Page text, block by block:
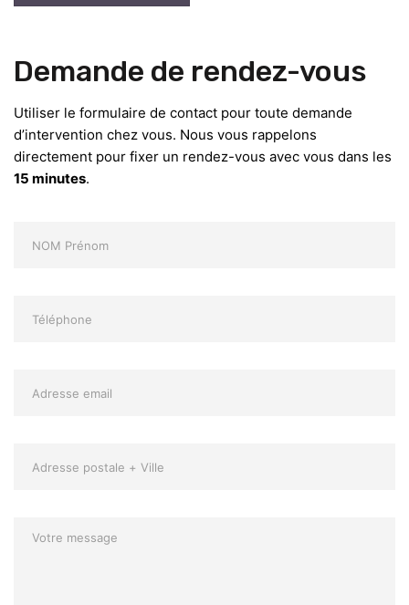
Demande de rendez-vous
Utiliser le formulaire de contact pour toute demande
d’intervention chez vous. Nous vous rappelons
directement pour fixer un rendez-vous avec vous dans les
15 minutes.